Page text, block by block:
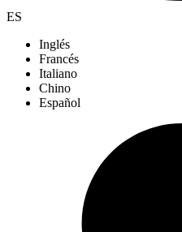
ES
Inglés
Francés
Italiano
Chino
Español